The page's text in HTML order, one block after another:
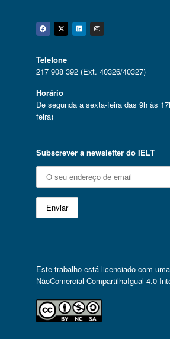
Facebook
Twitter
Linkedin
Instagram
Telefone
217 908 392 (Ext. 40326/40327)
Horário
De segunda a sexta-feira das 9h às
feira)
Subscrever a newsletter do IELT
Este trabalho está licenciado com uma
NãoComercial-CompartilhaIgual 4.0